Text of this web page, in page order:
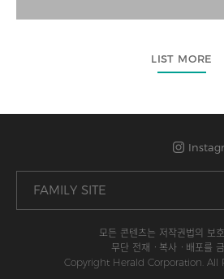
LIST MORE
모든 콘텐츠는 저작권법의 보
무단 전재ㆍ복사ㆍ배포를
Copyright Herald Corporation. All